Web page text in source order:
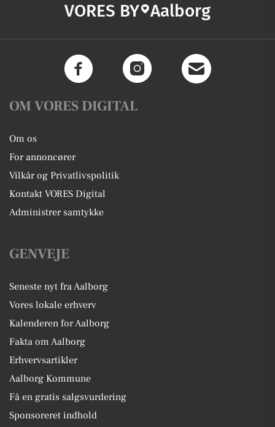
VORES BY Aalborg
OM VORES DIGITAL
Om os
For annoncører
Vilkår og Privatlivspolitik
Kontakt VORES Digital
Administrer samtykke
GENVEJE
Seneste nyt fra Aalborg
Vores lokale erhverv
Kalenderen for Aalborg
Fakta om Aalborg
Erhvervsartikler
Aalborg Kommune
Få en gratis salgsvurdering
Sponsoreret indhold